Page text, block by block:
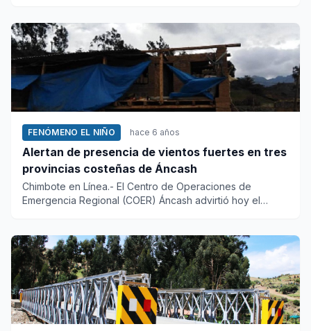
FENÓMENO EL NIÑO hace 6 años
Alertan de presencia de vientos fuertes en tres
provincias costeñas de Áncash
Chimbote en Línea.- El Centro de Operaciones de
Emergencia Regional (COER) Áncash advirtió hoy el